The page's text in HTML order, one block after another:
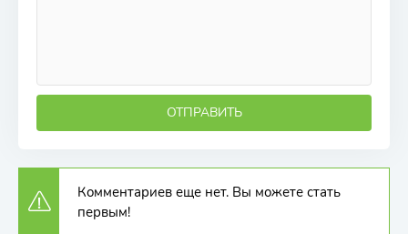
ОТПРАВИТЬ
Комментариев еще нет. Вы можете стать
первым!